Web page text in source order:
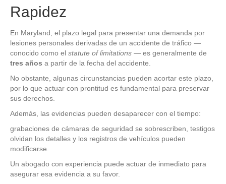
Rapidez
En Maryland, el plazo legal para presentar una demanda por
lesiones personales derivadas de un accidente de tráfico —
conocido como el statute of limitations — es generalmente de
tres años a partir de la fecha del accidente.
No obstante, algunas circunstancias pueden acortar este plazo,
por lo que actuar con prontitud es fundamental para preservar
sus derechos.
Además, las evidencias pueden desaparecer con el tiempo:
grabaciones de cámaras de seguridad se sobrescriben, testigos
olvidan los detalles y los registros de vehículos pueden
modificarse.
Un abogado con experiencia puede actuar de inmediato para
asegurar esa evidencia a su favor.